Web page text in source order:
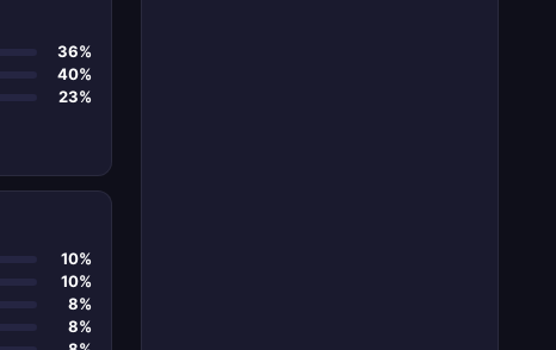
36%
40%
23%
10%
10%
8%
8%